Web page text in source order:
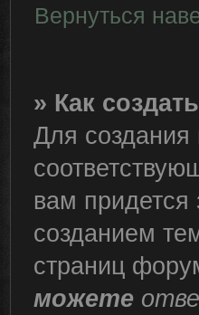
Вернуться
» Как
Для
вам придется
созданием
страниц
можете